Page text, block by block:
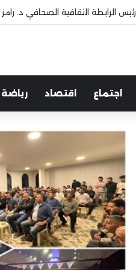
رئيس الرابطة الثقافية الصحافي د.
اجتماع اقتصاد رياضة